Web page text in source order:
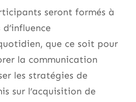
seront formés à
que ce soit pour
la communication
les stratégies de
sur l’acquisition de